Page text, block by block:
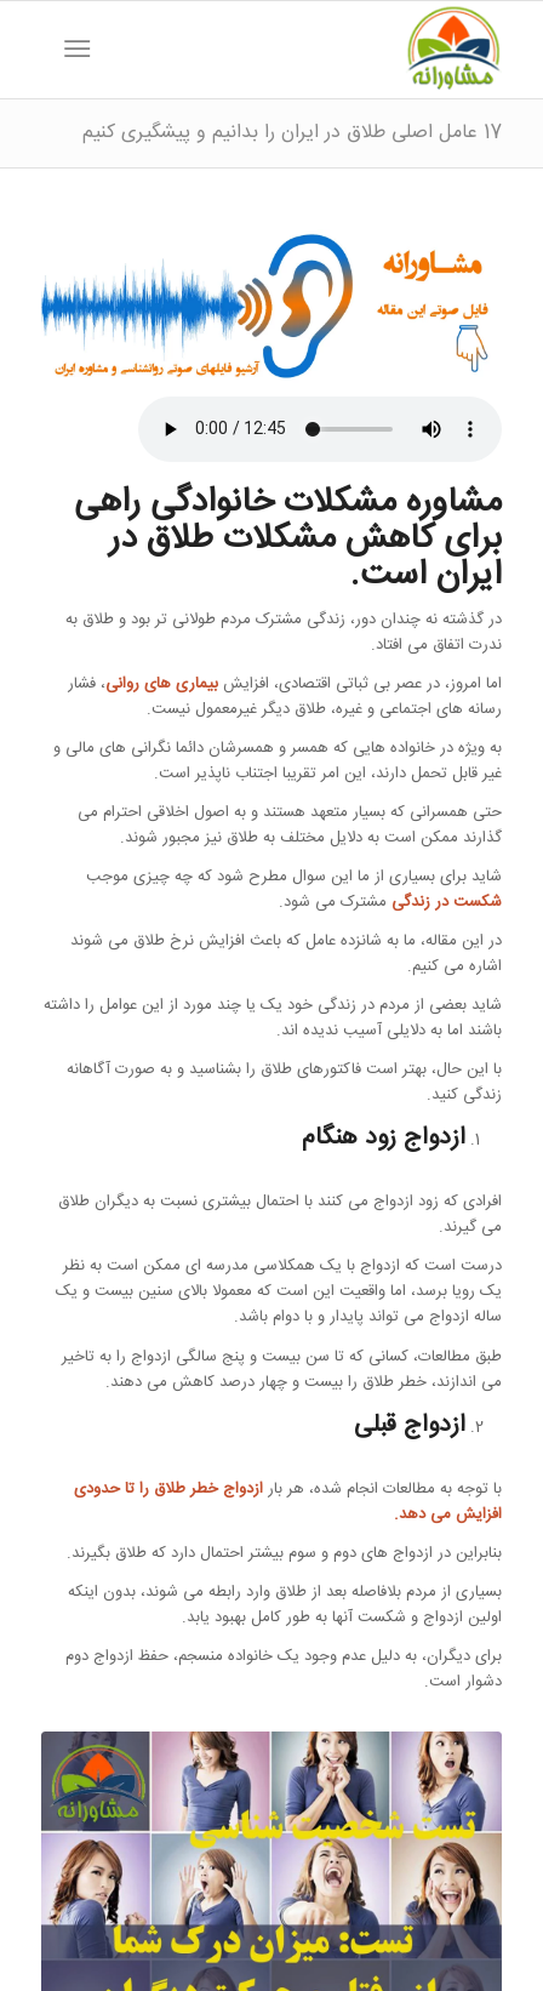
17 عامل اصلی طلاق در ایران را بدانیم و پیشگیری کنیم
مشاوره مشکلات خانوادگی راهی
برای کاهش مشکلات طلاق در
ایران است.
در گذشته نه چندان دور، زندگی مشترک مردم طولانی تر بود و طلاق به
ندرت اتفاق می افتاد.
اما امروز، در عصر بی ثباتی اقتصادی، افزایش بیماری های روانی، فشار
رسانه های اجتماعی و غیره، طلاق دیگر غیرمعمول نیست.
به ویژه در خانواده هایی که همسر و همسرشان دائما نگرانی های مالی و
غیر قابل تحمل دارند، این امر تقریبا اجتناب ناپذیر است.
حتی همسرانی که بسیار متعهد هستند و به اصول اخلاقی احترام می
گذارند ممکن است به دلایل مختلف به طلاق نیز مجبور شوند.
شاید برای بسیاری از ما این سوال مطرح شود که چه چیزی موجب
شکست در زندگی مشترک می شود.
در این مقاله، ما به شانزده عامل که باعث افزایش نرخ طلاق می شوند
اشاره می کنیم.
شاید بعضی از مردم در زندگی خود یک یا چند مورد از این عوامل را داشته
باشند اما به دلایلی آسیب ندیده اند.
با این حال، بهتر است فاکتورهای طلاق را بشناسید و به صورت آگاهانه
زندگی کنید.
ازدواج زود هنگام
افرادی که زود ازدواج می کنند با احتمال بیشتری نسبت به دیگران طلاق
می گیرند.
درست است که ازدواج با یک همکلاسی مدرسه ای ممکن است به نظر
یک رویا برسد، اما واقعیت این است که معمولا بالای سنین بیست و یک
ساله ازدواج می تواند پایدار و با دوام باشد.
طبق مطالعات، کسانی که تا سن بیست و پنج سالگی ازدواج را به تاخیر
می اندازند، خطر طلاق را بیست و چهار درصد کاهش می دهند.
ازدواج قبلی
با توجه به مطالعات انجام شده، هر بارازدواج خطر طلاق را تا حدودی
افزایش می دهد.
بنابراین در ازدواج های دوم و سوم بیشتر احتمال دارد که طلاق بگیرند.
بسیاری از مردم بلافاصله بعد از طلاق وارد رابطه می شوند، بدون اینکه
اولین ازدواج و شکست آنها به طور کامل بهبود یابد.
برای دیگران، به دلیل عدم وجود یک خانواده منسجم، حفظ ازدواج دوم
دشوار است.